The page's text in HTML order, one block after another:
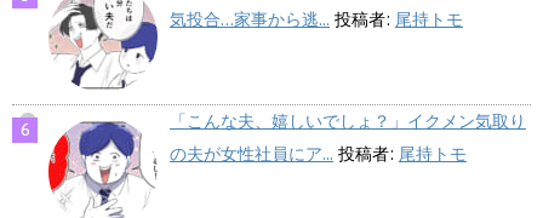
気投合…家事から逃... 投稿者: 尾持トモ
「こんな夫、嬉しいでしょ？」イクメン気取り
の夫が女性社員にア... 投稿者: 尾持トモ